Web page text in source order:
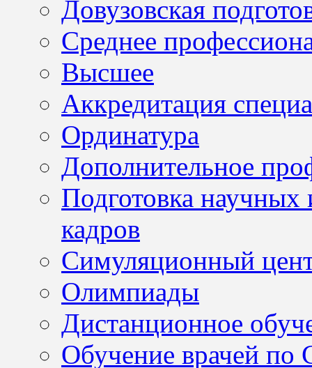
Довузовская
Среднее
Высшее
Аккредитация
Ординатура
Дополнительное
Подготовка научных
кадров
Симуляционный
Олимпиады
Дистанционное
Обучение врачей по